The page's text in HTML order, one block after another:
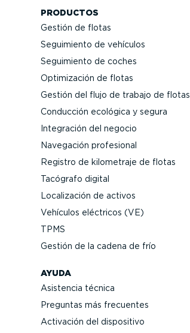
PRODUCTOS
Gestión de flotas
Seguimiento de vehículos
Seguimiento de coches
Optimi­zación de flotas
Gestión del flujo de trabajo de flotas
Conducción ecológica y segura
Integración del negocio
Navegación profesional
Registro de kilometraje de flotas
Tacógrafo digital
Locali­zación de activos
Vehículos eléctricos (VE)
TPMS
Gestión de la cadena de frío
AYUDA
Asistencia técnica
Preguntas más frecuentes
Activación del dispositivo